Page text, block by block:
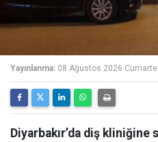
Yayınlanma: 08 Ağustos 2026
Diyarbakır’da diş kliniğine